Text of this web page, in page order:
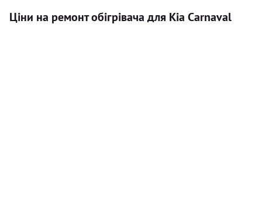
Ціни на ремонт обігрівача для Kia Carnaval